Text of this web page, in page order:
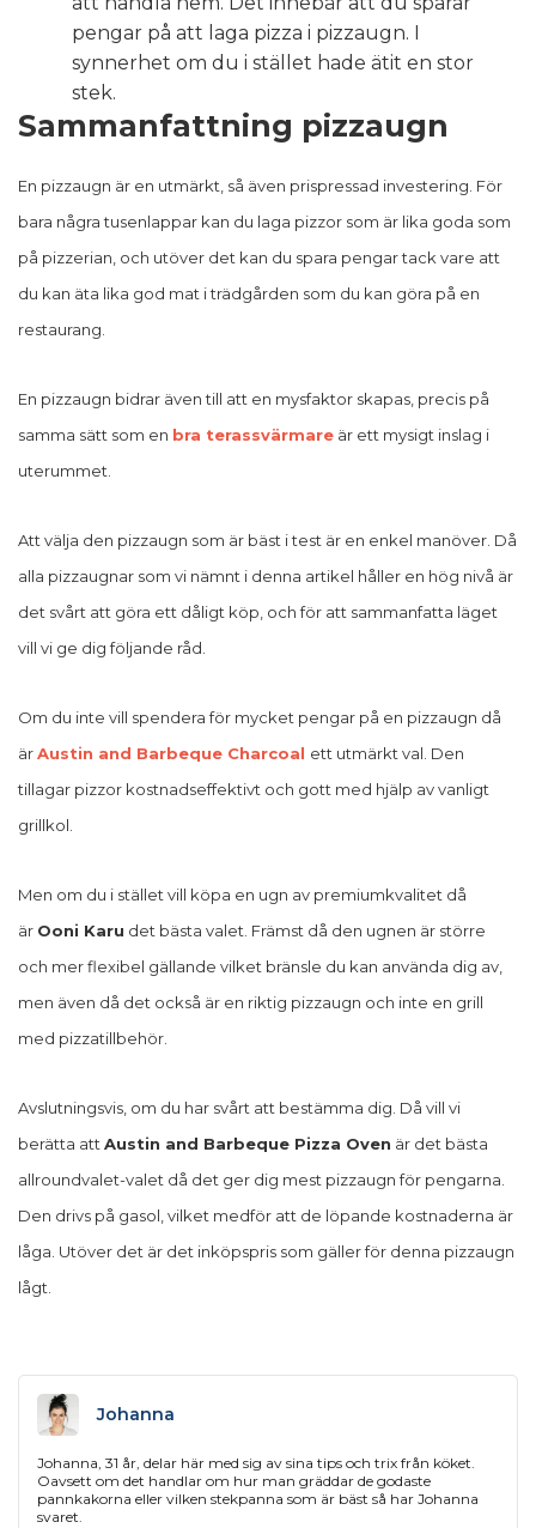
pengar på att laga pizza i pizzaugn. I
synnerhet om du i stället hade ätit en stor
stek.
Sammanfattning pizzaugn
En pizzaugn är en utmärkt, så även prispressad investering. För
bara några tusenlappar kan du laga pizzor som är lika goda som
på pizzerian, och utöver det kan du spara pengar tack vare att
du kan äta lika god mat i trädgården som du kan göra på en
restaurang.
En pizzaugn bidrar även till att en mysfaktor skapas, precis på
samma sätt som en bra terassvärmare är ett mysigt inslag i
uterummet.
Att välja den pizzaugn som är bäst i test är en enkel manöver. Då
alla pizzaugnar som vi nämnt i denna artikel håller en hög nivå är
det svårt att göra ett dåligt köp, och för att sammanfatta läget
vill vi ge dig följande råd.
Om du inte vill spendera för mycket pengar på en pizzaugn då
ärAustin and Barbeque Charcoal ett utmärkt val. Den
tillagar pizzor kostnadseffektivt och gott med hjälp av vanligt
grillkol.
Men om du i stället vill köpa en ugn av premiumkvalitet då
är Ooni Karu det bästa valet. Främst då den ugnen är större
och mer flexibel gällande vilket bränsle du kan använda dig av,
men även då det också är en riktig pizzaugn och inte en grill
med pizzatillbehör.
Avslutningsvis, om du har svårt att bestämma dig. Då vill vi
berätta attAustin and Barbeque Pizza Oven är det bästa
allroundvalet-valet då det ger dig mest pizzaugn för pengarna.
Den drivs på gasol, vilket medför att de löpande kostnaderna är
låga. Utöver det är det inköpspris som gäller för denna pizzaugn
lågt.
Johanna
Johanna, 31 år, delar här med sig av sina tips och trix från köket.
Oavsett om det handlar om hur man gräddar de godaste
pannkakorna eller vilken stekpanna som är bäst så har Johanna
svaret.